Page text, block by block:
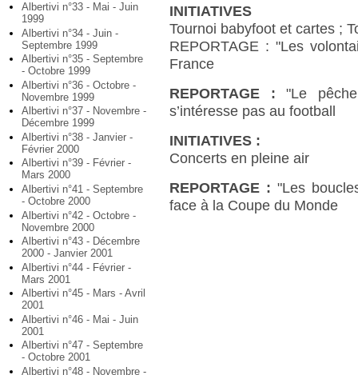
Albertivi n°33 - Mai - Juin
1999
Albertivi n°34 - Juin -
Septembre 1999
Albertivi n°35 - Septembre
- Octobre 1999
Albertivi n°36 - Octobre -
Novembre 1999
Albertivi n°37 - Novembre -
Décembre 1999
Albertivi n°38 - Janvier -
Février 2000
Albertivi n°39 - Février -
Mars 2000
Albertivi n°41 - Septembre
- Octobre 2000
Albertivi n°42 - Octobre -
Novembre 2000
Albertivi n°43 - Décembre
2000 - Janvier 2001
Albertivi n°44 - Février -
Mars 2001
Albertivi n°45 - Mars - Avril
2001
Albertivi n°46 - Mai - Juin
2001
Albertivi n°47 - Septembre
- Octobre 2001
Albertivi n°48 - Novembre -
INITIATIVES
Tournoi babyfoot et cartes ;
REPORTAGE : "Les
France
REPORTAGE : "Le
s’intéresse pas au football
INITIATIVES :
Concerts en pleine air
REPORTAGE : "Les
face à la Coupe du Monde